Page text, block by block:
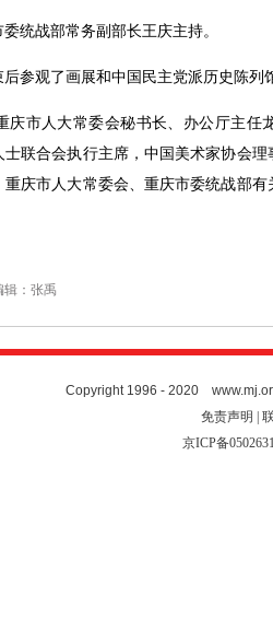
战部常务副部长王庆主持。
观了画展和中国民主党派历史陈列
市人大常委会秘书长、办公厅主任
联合会执行主席，中国美术家协会
庆市人大常委会、重庆市委统战部
辑：张禹
Copyright 1996 - 2020
免责声明 |
京ICP备